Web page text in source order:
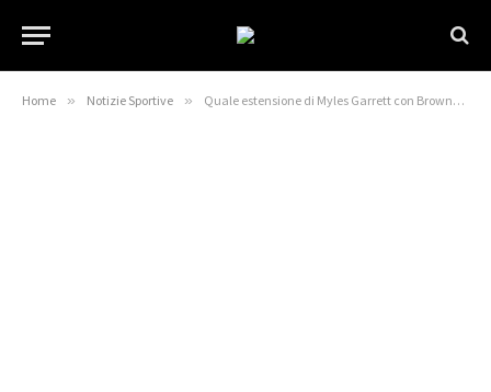
Home » Notizie Sportive » Quale estensione di Myles Garrett con Browns ci dice della NFL